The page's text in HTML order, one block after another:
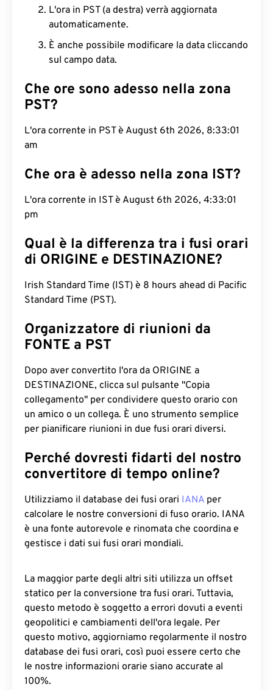
L'ora in PST (a destra) verrà aggiornata
automaticamente.
È anche possibile modificare la data cliccando
sul campo data.
Che ore sono adesso nella zona
PST?
L'ora corrente in PST è August 6th 2026, 8:33:01
am
Che ora è adesso nella zona IST?
L'ora corrente in IST è August 6th 2026, 4:33:01
pm
Qual è la differenza tra i fusi orari
di ORIGINE e DESTINAZIONE?
Irish Standard Time (IST) è 8 hours ahead di Pacific
Standard Time (PST).
Organizzatore di riunioni da
FONTE a PST
Dopo aver convertito l'ora da ORIGINE a
DESTINAZIONE, clicca sul pulsante "Copia
collegamento" per condividere questo orario con
un amico o un collega. È uno strumento semplice
per pianificare riunioni in due fusi orari diversi.
Perché dovresti fidarti del nostro
convertitore di tempo online?
Utilizziamo il database dei fusi orari IANA per
calcolare le nostre conversioni di fuso orario. IANA
è una fonte autorevole e rinomata che coordina e
gestisce i dati sui fusi orari mondiali.
La maggior parte degli altri siti utilizza un offset
statico per la conversione tra fusi orari. Tuttavia,
questo metodo è soggetto a errori dovuti a eventi
geopolitici e cambiamenti dell'ora legale. Per
questo motivo, aggiorniamo regolarmente il nostro
database dei fusi orari, così puoi essere certo che
le nostre informazioni orarie siano accurate al
100%.